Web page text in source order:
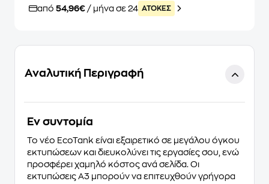
από 54,96€ / μήνα σε 24 ATOKEΣ
Αναλυτική Περιγραφή
Eν συντομία
Το νέο EcoTank είναι εξαιρετικό σε μεγάλου όγκου
εκτυπώσεων και διευκολύνει τις εργασίες σου, ενώ
προσφέρει χαμηλό κόστος ανά σελίδα. Οι
εκτυπώσεις A3 μπορούν να επιτευχθούν γρήγορα